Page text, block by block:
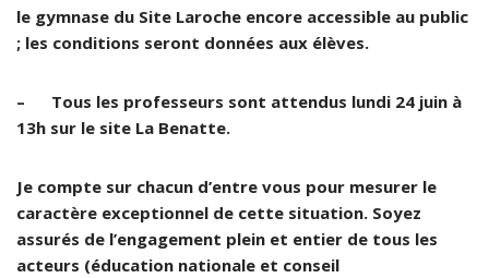
le gymnase du Site Laroche encore accessible au public
; les conditions seront données aux élèves.
– Tous les professeurs sont attendus lundi 24 juin à
13h sur le site La Benatte.
Je compte sur chacun d’entre vous pour mesurer le
caractère exceptionnel de cette situation. Soyez
assurés de l’engagement plein et entier de tous les
acteurs (éducation nationale et conseil